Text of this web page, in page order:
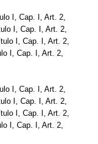
I, Cap. I, Art. 2,
I, Cap. I, Art. 2,
I, Cap. I, Art. 2,
I, Cap. I, Art. 2,
I, Cap. I, Art. 2,
I, Cap. I, Art. 2,
I, Cap. I, Art. 2,
I, Cap. I, Art. 2,